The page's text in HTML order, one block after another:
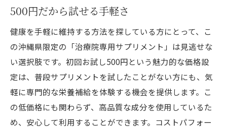
500円だから試せる手軽さ
健康を手軽に維持する方法を探している方にとって、こ
の沖縄県限定の「治療院専用サプリメント」は見逃せな
い選択肢です。初回お試し500円という魅力的な価格設
定は、普段サプリメントを試したことがない方にも、気
軽に専門的な栄養補給を体験する機会を提供します。こ
の低価格にも関わらず、高品質な成分を使用しているた
め、安心して利用することができます。コストパフォー